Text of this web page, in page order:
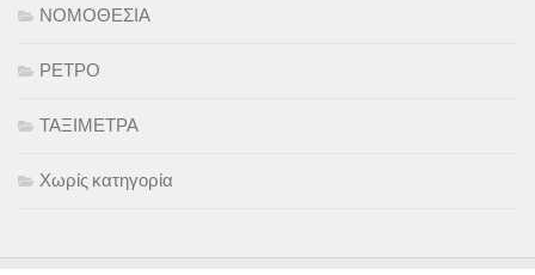
ΝΟΜΟΘΕΣΙΑ
ΡΕΤΡΟ
ΤΑΞΙΜΕΤΡΑ
Χωρίς κατηγορία